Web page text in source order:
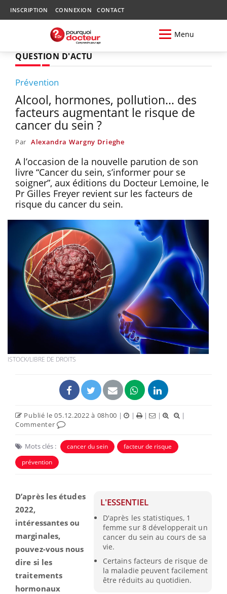
INSCRIPTION CONNEXION CONTACT
Menu
QUESTION D'ACTU
Prévention
Alcool, hormones, pollution… des
facteurs augmentant le risque de
cancer du sein ?
Par Alexandra Wargny Drieghe
A l’occasion de la nouvelle parution de son
livre “Cancer du sein, s’informer pour se
soigner”, aux éditions du Docteur Lemoine, le
Pr Gilles Freyer revient sur les facteurs de
risque du cancer du sein.
ISTOCK/LIBRE DE DROITS
Publié le 05.12.2022 à 08h00 | | | |
|
Commenter
Mots clés : cancer du sein
facteur de risque
prévention
L'ESSENTIEL
D'après les statistiques, 1
femme sur 8 développerait un
cancer du sein au cours de sa
vie.
Certains facteurs de risque de
la maladie peuvent facilement
être réduits au quotidien.
D’après les études
2022,
intéressantes ou
marginales,
pouvez-vous nous
dire si les
traitements
hormonaux